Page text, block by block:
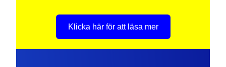
Klicka här för att läsa mer